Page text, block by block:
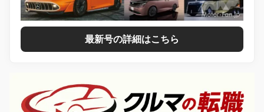
最新号の詳細はこちら